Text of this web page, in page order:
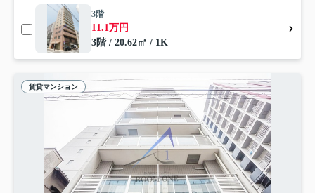
3階
11.1万円
3階 / 20.62㎡ / 1K
賃貸マンション